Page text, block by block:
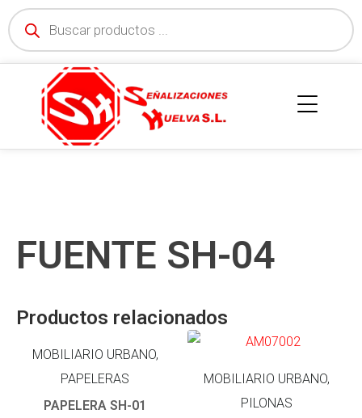
FUENTE SH-04
Productos relacionados
MOBILIARIO URBANO,
PAPELERAS
PAPELERA SH-01
MOBILIARIO URBANO,
PILONAS